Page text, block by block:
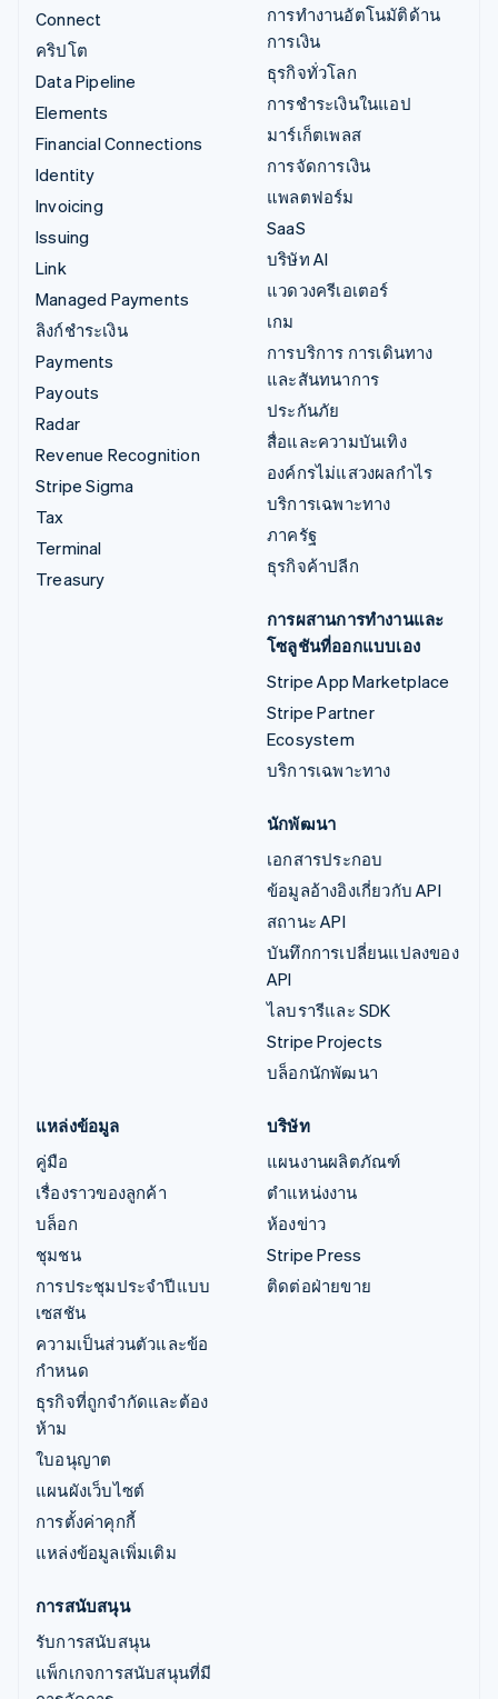
Connect
คริปโต
Data Pipeline
Elements
Financial Connections
Identity
Invoicing
Issuing
Link
Managed Payments
ลิงก์ชำระเงิน
Payments
Payouts
Radar
Revenue Recognition
Stripe Sigma
Tax
Terminal
Treasury
การทำงานอัตโนมัติด้าน
การเงิน
ธุรกิจทั่วโลก
การชำระเงินในแอป
มาร์เก็ตเพลส
การจัดการเงิน
แพลตฟอร์ม
SaaS
บริษัท AI
แวดวงครีเอเตอร์
เกม
การบริการ การเดินทาง
และสันทนาการ
ประกันภัย
สื่อและความบันเทิง
องค์กรไม่แสวงผลกำไร
บริการเฉพาะทาง
ภาครัฐ
ธุรกิจค้าปลีก
การผสานการทำงานและ
โซลูชันที่ออกแบบเอง
Stripe App Marketplace
Stripe Partner
Ecosystem
บริการเฉพาะทาง
นักพัฒนา
เอกสารประกอบ
ข้อมูลอ้างอิงเกี่ยวกับ API
สถานะ API
บันทึกการเปลี่ยนแปลงของ
API
ไลบรารีและ SDK
Stripe Projects
บล็อกนักพัฒนา
แหล่งข้อมูล
คู่มือ
เรื่องราวของลูกค้า
บล็อก
ชุมชน
การประชุมประจำปีแบบ
เซสชัน
ความเป็นส่วนตัวและข้อ
กำหนด
ธุรกิจที่ถูกจำกัดและต้อง
ห้าม
ใบอนุญาต
แผนผังเว็บไซต์
การตั้งค่าคุกกี้
แหล่งข้อมูลเพิ่มเติม
บริษัท
แผนงานผลิตภัณฑ์
ตำแหน่งงาน
ห้องข่าว
Stripe Press
ติดต่อฝ่ายขาย
การสนับสนุน
รับการสนับสนุน
แพ็กเกจการสนับสนุนที่มี